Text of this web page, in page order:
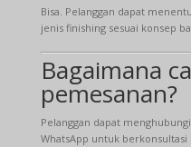
Bisa. Pelanggan dapat
jenis finishing sesuai konsep
Bagaimana
pemesanan?
Pelanggan dapat
WhatsApp untuk